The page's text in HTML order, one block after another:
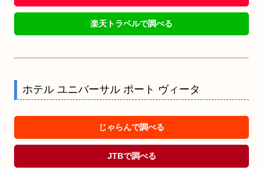
楽天トラベルで調べる
ホテル ユニバーサル ポート ヴィータ
じゃらんで調べる
JTBで調べる